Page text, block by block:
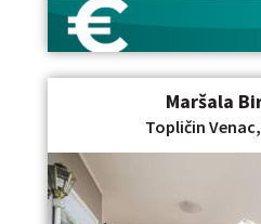
kuhinje, trpezarije i dve
i izdaje se delimično
plakarima, ugradnom
mašinom za pranje i sušenje
uračunato je garažno mesto,
pogodnost u centru grada.
višečlane porodice, tako i za
u iznosu od jedne mesečne
ukupne površine 180m2. Za
pogledajte i: Izdavanje
luksuznih stanova Beograd
skladu sa Opštim uslovima
Maršala
Topličin